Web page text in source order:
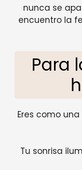
nunca se
encuentro la
Para
Eres como
Tu sonrisa